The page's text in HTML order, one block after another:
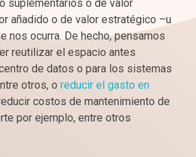
suplementarios o de valor
añadido o de valor estratégico –u
nos ocurra. De hecho, pensamos
reutilizar el espacio antes
de datos o para los sistemas
otros, o reducir el gasto en
costos de mantenimiento de
por ejemplo, entre otros